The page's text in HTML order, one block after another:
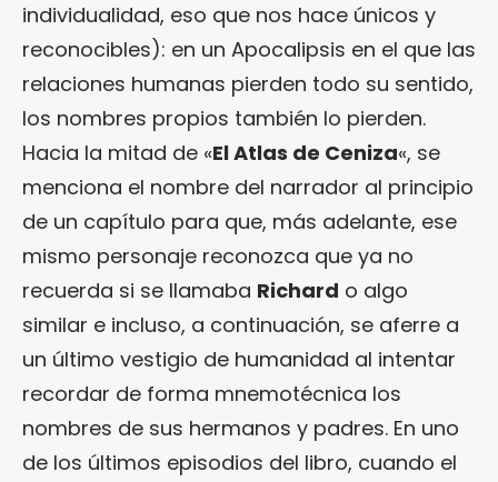
individualidad, eso que nos hace únicos y
reconocibles): en un Apocalipsis en el que las
relaciones humanas pierden todo su sentido,
los nombres propios también lo pierden.
Hacia la mitad de «El Atlas de Ceniza«, se
menciona el nombre del narrador al principio
de un capítulo para que, más adelante, ese
mismo personaje reconozca que ya no
recuerda si se llamaba Richard o algo
similar e incluso, a continuación, se aferre a
un último vestigio de humanidad al intentar
recordar de forma mnemotécnica los
nombres de sus hermanos y padres. En uno
de los últimos episodios del libro, cuando el